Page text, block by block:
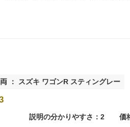
： スズキ ワゴンR スティングレー
説明の分かりやすさ：2 価